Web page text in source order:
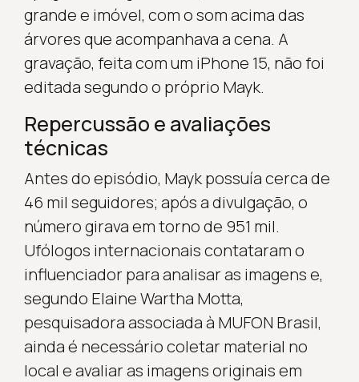
grande e imóvel, com o som acima das
árvores que acompanhava a cena. A
gravação, feita com um iPhone 15, não foi
editada segundo o próprio Mayk.
Repercussão e avaliações
técnicas
Antes do episódio, Mayk possuía cerca de
46 mil seguidores; após a divulgação, o
número girava em torno de 951 mil.
Ufólogos internacionais contataram o
influenciador para analisar as imagens e,
segundo Elaine Wartha Motta,
pesquisadora associada à MUFON Brasil,
ainda é necessário coletar material no
local e avaliar as imagens originais em